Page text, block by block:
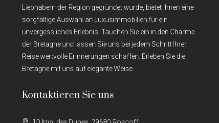
Liebhabern der Region gegründet wurde, bietet Ihnen eine
sorgfältige Auswahl an Luxusimmobilien für ein
unvergessliches Erlebnis. Tauchen Sie ein in den Charme
der Bretagne und lassen Sie uns bei jedem Schritt Ihrer
Reise wertvolle Erinnerungen schaffen. Erleben Sie die
Bretagne mit uns auf elegante Weise.
Kontaktieren Sie uns